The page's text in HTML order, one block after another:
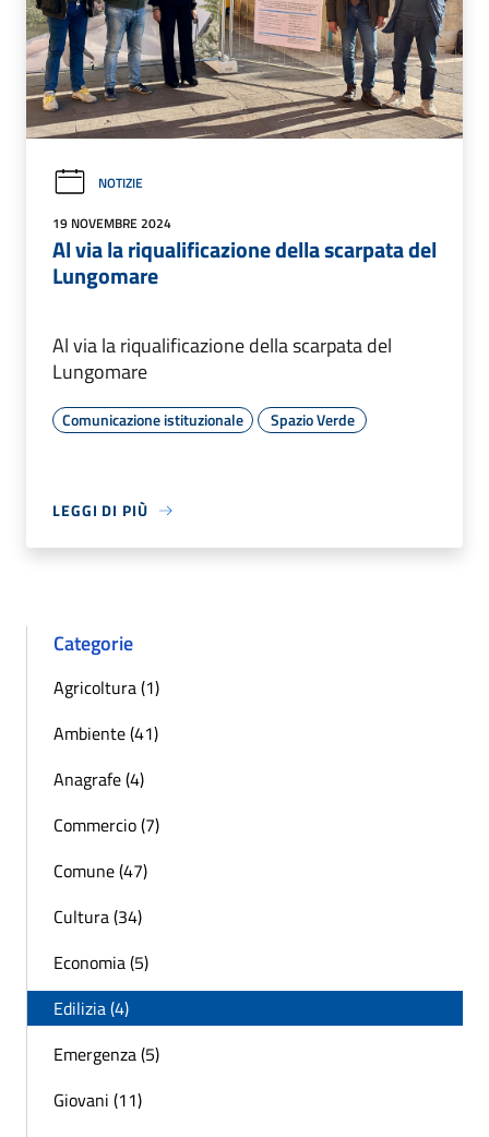
NOTIZIE
19 NOVEMBRE 2024
Al via la riqualificazione della scarpata del
Lungomare
Al via la riqualificazione della scarpata del
Lungomare
Comunicazione istituzionale Spazio Verde
LEGGI DI PIÙ
Categorie
Agricoltura (1)
Ambiente (41)
Anagrafe (4)
Commercio (7)
Comune (47)
Cultura (34)
Economia (5)
Edilizia (4)
Emergenza (5)
Giovani (11)